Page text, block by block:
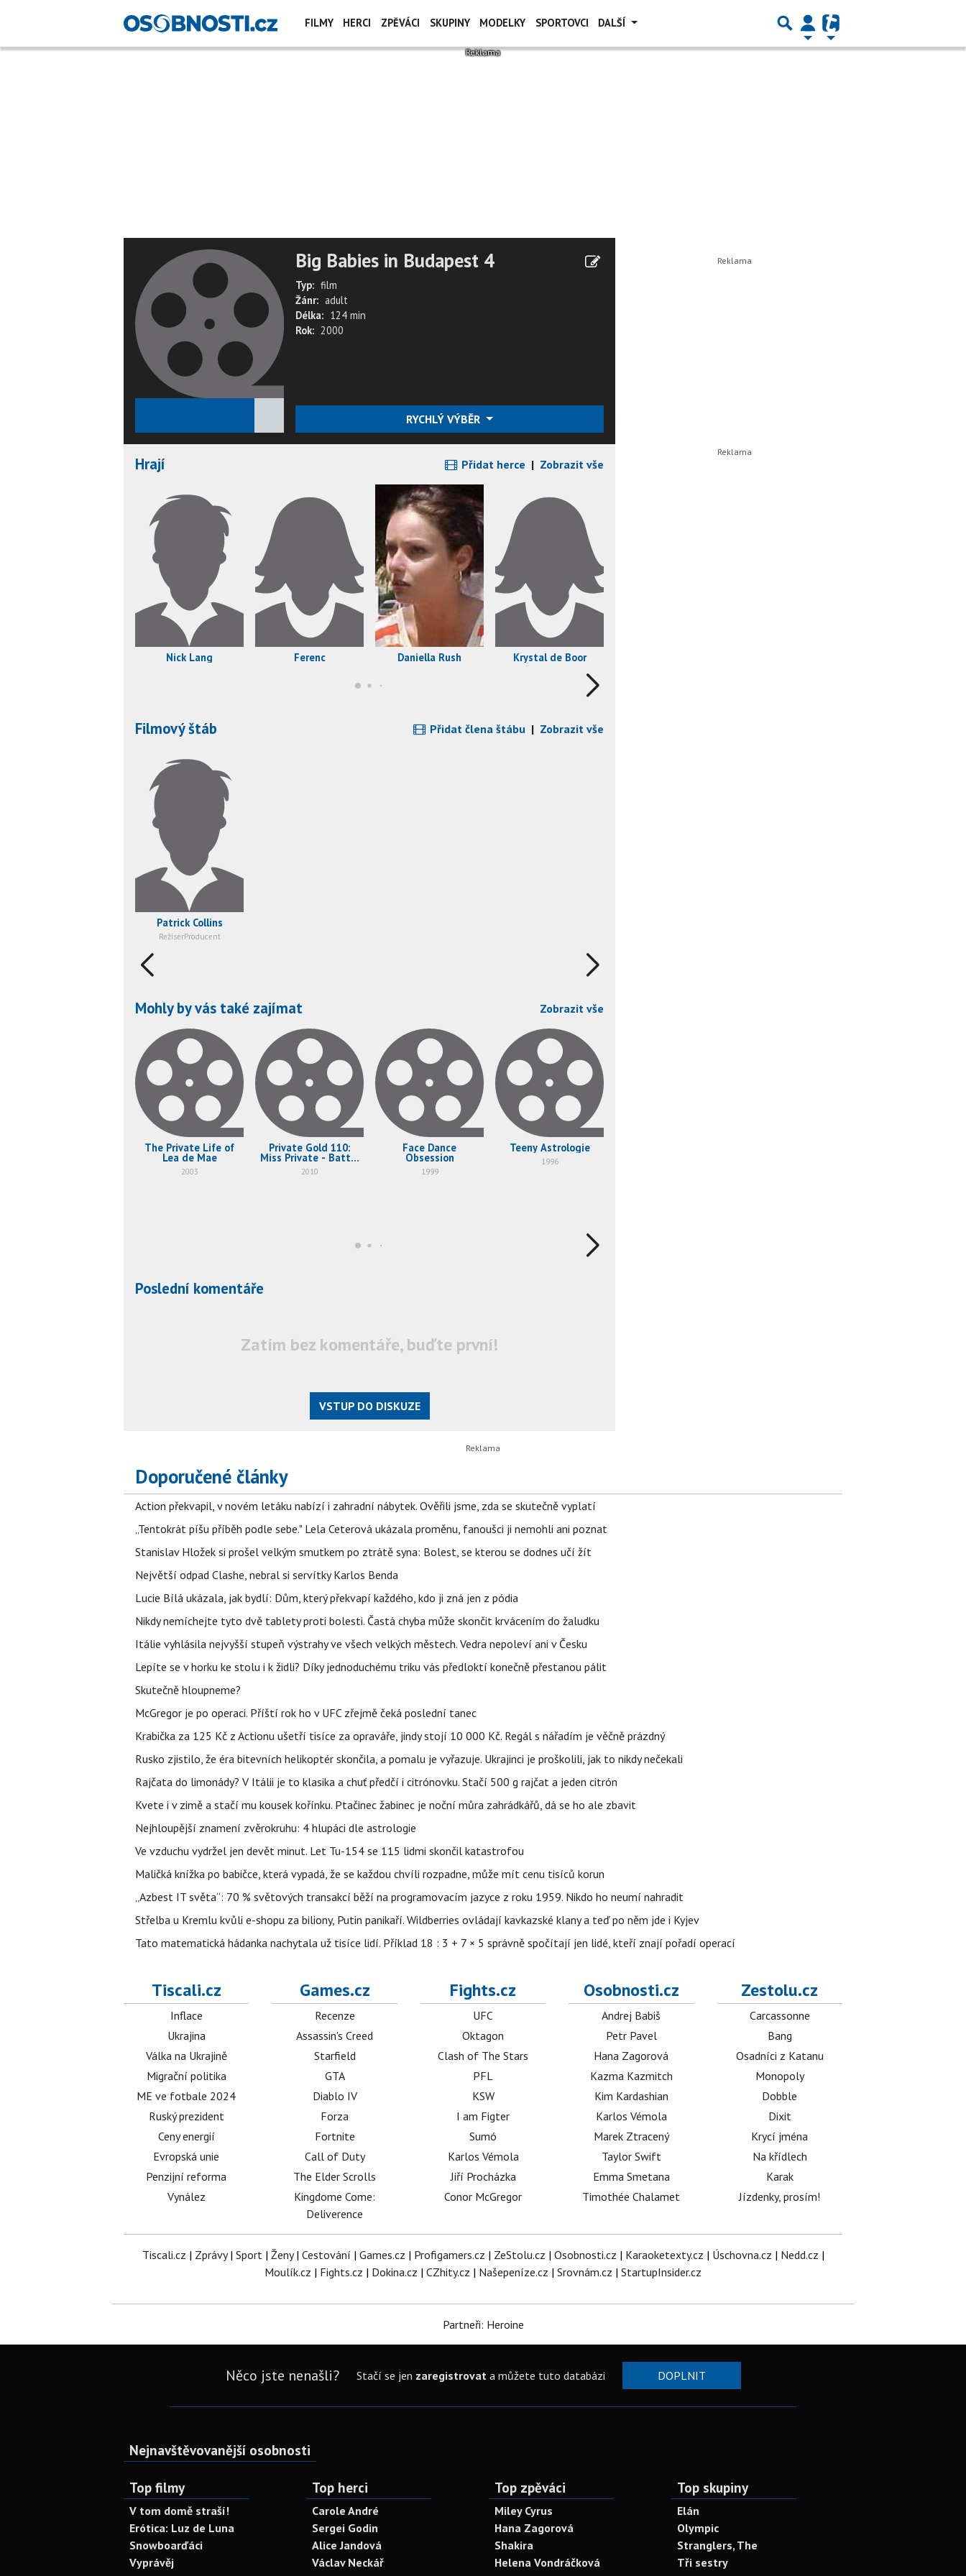
FILMY HERCI ZPĚVÁCI SKUPINY MODELKY SPORTOVCI DALŠÍ
Big Babies in Budapest 4
Typ: film
Žánr: adult
Délka: 124 min
Rok: 2000
RYCHLÝ VÝBĚR
Hrají Přidat herce | Zobrazit vše
Nick Lang Ferenc Daniella Rush Krystal de Boor
Filmový štáb Přidat člena štábu | Zobrazit vše
Patrick Collins
RežisérProducent
Mohly by vás také zajímat Zobrazit vše
The Private Life of
Lea de Mae
2003
Private Gold 110:
Miss Private - Battle
of the Big Boobs
2010
Face Dance
Obsession
1999
Teeny Astrologie
1996
Poslední komentáře
Zatím bez komentáře, buďte první!
VSTUP DO DISKUZE
Doporučené články
Action překvapil, v novém letáku nabízí i zahradní nábytek. Ověřili jsme, zda se skutečně vyplatí
„Tentokrát píšu příběh podle sebe." Lela Ceterová ukázala proměnu, fanoušci ji nemohli ani poznat
Stanislav Hložek si prošel velkým smutkem po ztrátě syna: Bolest, se kterou se dodnes učí žít
Největší odpad Clashe, nebral si servítky Karlos Benda
Lucie Bílá ukázala, jak bydlí: Dům, který překvapí každého, kdo ji zná jen z pódia
Nikdy nemíchejte tyto dvě tablety proti bolesti. Častá chyba může skončit krvácením do žaludku
Itálie vyhlásila nejvyšší stupeň výstrahy ve všech velkých městech. Vedra nepoleví ani v Česku
Lepíte se v horku ke stolu i k židli? Díky jednoduchému triku vás předloktí konečně přestanou pálit
Skutečně hloupneme?
McGregor je po operaci. Příští rok ho v UFC zřejmě čeká poslední tanec
Krabička za 125 Kč z Actionu ušetří tisíce za opraváře, jindy stojí 10 000 Kč. Regál s nářadím je věčně prázdný
Rusko zjistilo, že éra bitevních helikoptér skončila, a pomalu je vyřazuje. Ukrajinci je proškolili, jak to nikdy nečekali
Rajčata do limonády? V Itálii je to klasika a chuť předčí i citrónovku. Stačí 500 g rajčat a jeden citrón
Kvete i v zimě a stačí mu kousek kořínku. Ptačinec žabinec je noční můra zahrádkářů, dá se ho ale zbavit
Nejhloupější znamení zvěrokruhu: 4 hlupáci dle astrologie
Ve vzduchu vydržel jen devět minut. Let Tu-154 se 115 lidmi skončil katastrofou
Maličká knížka po babičce, která vypadá, že se každou chvíli rozpadne, může mít cenu tisíců korun
„Azbest IT světa“: 70 % světových transakcí běží na programovacím jazyce z roku 1959. Nikdo ho neumí nahradit
Střelba u Kremlu kvůli e-shopu za biliony, Putin panikaří. Wildberries ovládají kavkazské klany a teď po něm jde i Kyjev
Tato matematická hádanka nachytala už tisíce lidí. Příklad 18 : 3 + 7 × 5 správně spočítají jen lidé, kteří znají pořadí operací
Tiscali.cz
Inflace
Ukrajina
Válka na Ukrajině
Migrační politika
ME ve fotbale 2024
Ruský prezident
Ceny energií
Evropská unie
Penzijní reforma
Vynález
Games.cz
Recenze
Assassin's Creed
Starfield
GTA
Diablo IV
Forza
Fortnite
Call of Duty
The Elder Scrolls
Kingdome Come:
Deliverence
Fights.cz
UFC
Oktagon
Clash of The Stars
PFL
KSW
I am Figter
Sumó
Karlos Vémola
Jiří Procházka
Conor McGregor
Osobnosti.cz
Andrej Babiš
Petr Pavel
Hana Zagorová
Kazma Kazmitch
Kim Kardashian
Karlos Vémola
Marek Ztracený
Taylor Swift
Emma Smetana
Timothée Chalamet
Zestolu.cz
Carcassonne
Bang
Osadníci z Katanu
Monopoly
Dobble
Dixit
Krycí jména
Na křídlech
Karak
Jízdenky, prosím!
Tiscali.cz | Zprávy| Sport| Ženy| Cestování | Games.cz | Profigamers.cz | ZeStolu.cz | Osobnosti.cz | Karaoketexty.cz | Úschovna.cz | Nedd.cz |
Moulík.cz | Fights.cz | Dokina.cz | CZhity.cz | Našepeníze.cz | Srovnám.cz | StartupInsider.cz
Partneři: Heroine
Něco jste nenašli? Stačí se jen zaregistrovata můžete tuto databázi DOPLNIT
Nejnavštěvovanější osobnosti
Top filmy
V tom domě straší!
Erótica: Luz de Luna
Snowboarďáci
Vyprávěj
Top herci
Carole André
Sergei Godin
Alice Jandová
Václav Neckář
Top zpěváci
Miley Cyrus
Hana Zagorová
Shakira
Helena Vondráčková
Top skupiny
Elán
Olympic
Stranglers, The
Tři sestry